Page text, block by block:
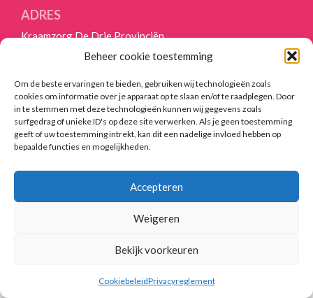
Beheer cookie toestemming
Om de beste ervaringen te bieden, gebruiken wij technologieën zoals
cookies om informatie over je apparaat op te slaan en/of te raadplegen. Door
in te stemmen met deze technologieën kunnen wij gegevens zoals
surfgedrag of unieke ID's op deze site verwerken. Als je geen toestemming
geeft of uw toestemming intrekt, kan dit een nadelige invloed hebben op
bepaalde functies en mogelijkheden.
Accepteren
Weigeren
Bekijk voorkeuren
CookiebeleidPrivacyreglement
ANDEREN
OVER
ONS
LINKS
VACATURES
BLOGS
CONTACT
ADRES
Kraamzorg De Drie Provinciën
Reitsmastrjitte 45
Tel:06-45014474
info@kraamzorgddp.nl
© 2021-2026 Kraamzorg De Drie Provinciën
Home|Aanmelden|Over ons|Blog|Contact